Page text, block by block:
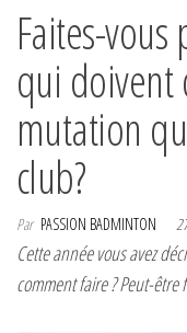
Faites-
qui
mutation
club?
Par PASSION BADMINTON
Cette année vous avez
comment faire ? Peut-